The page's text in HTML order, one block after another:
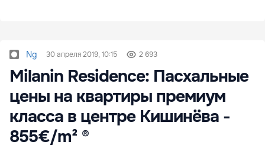
Ng 30 апреля 2019, 10:15 2 693
Milanin Residence: Пасхальные
цены на квартиры премиум
класса в центре Кишинёва -
855€/m² ®